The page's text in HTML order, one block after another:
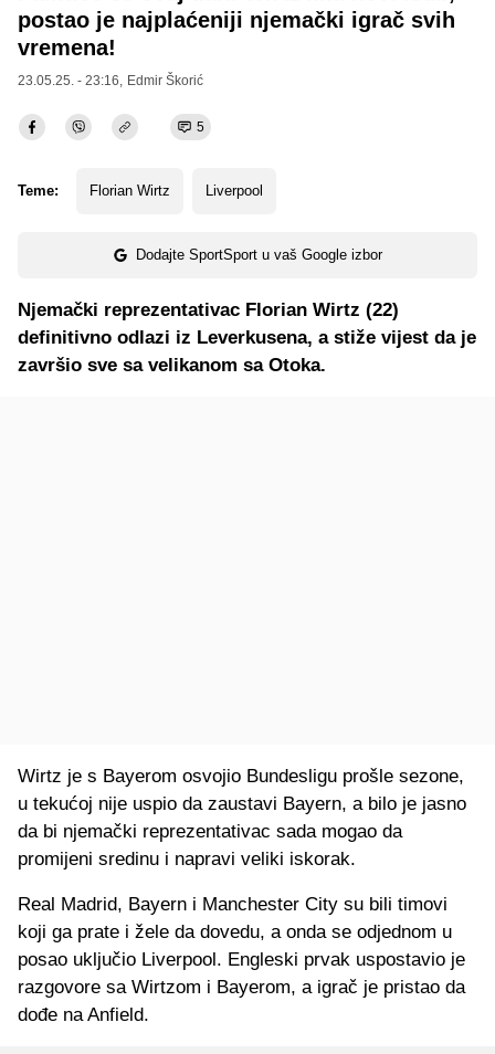
postao je najplaćeniji njemački igrač svih
vremena!
23.05.25. - 23:16, Edmir Škorić
5
Teme: Florian Wirtz Liverpool
Dodajte SportSport u vaš Google izbor
Njemački reprezentativac Florian Wirtz (22)
definitivno odlazi iz Leverkusena, a stiže vijest da je
završio sve sa velikanom sa Otoka.
Wirtz je s Bayerom osvojio Bundesligu prošle sezone,
u tekućoj nije uspio da zaustavi Bayern, a bilo je jasno
da bi njemački reprezentativac sada mogao da
promijeni sredinu i napravi veliki iskorak.
Real Madrid, Bayern i Manchester City su bili timovi
koji ga prate i žele da dovedu, a onda se odjednom u
posao uključio Liverpool. Engleski prvak uspostavio je
razgovore sa Wirtzom i Bayerom, a igrač je pristao da
dođe na Anfield.